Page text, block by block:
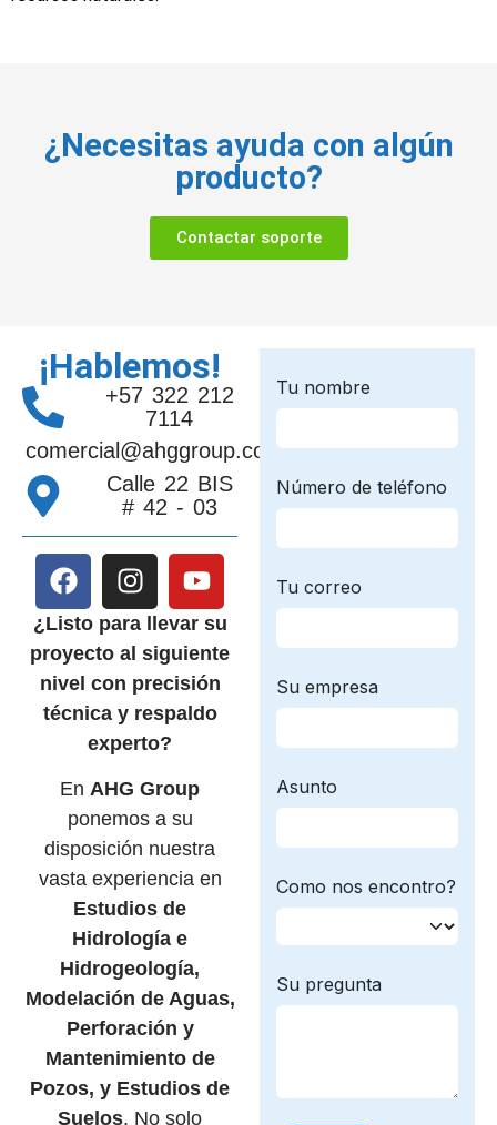
¿Necesitas ayuda con algún
producto?
Contactar soporte
¡Hablemos!
+57 322 212
7114
comercial@ahggroup.com.co
Calle 22 BIS
# 42 - 03
¿Listo para llevar su
proyecto al siguiente
nivel con precisión
técnica y respaldo
experto?
En AHG Group
ponemos a su
disposición nuestra
vasta experiencia en
Estudios de
Hidrología e
Hidrogeología,
Modelación de Aguas,
Perforación y
Mantenimiento de
Pozos, y Estudios de
Suelos. No solo